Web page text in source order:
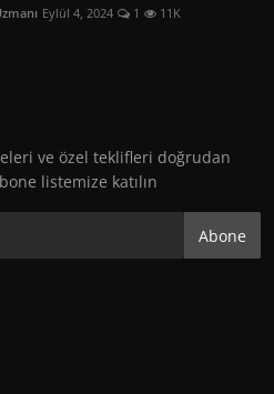
Eylül 4, 2024 1 11K
ve özel teklifleri doğrudan
listemize katılın
Abone